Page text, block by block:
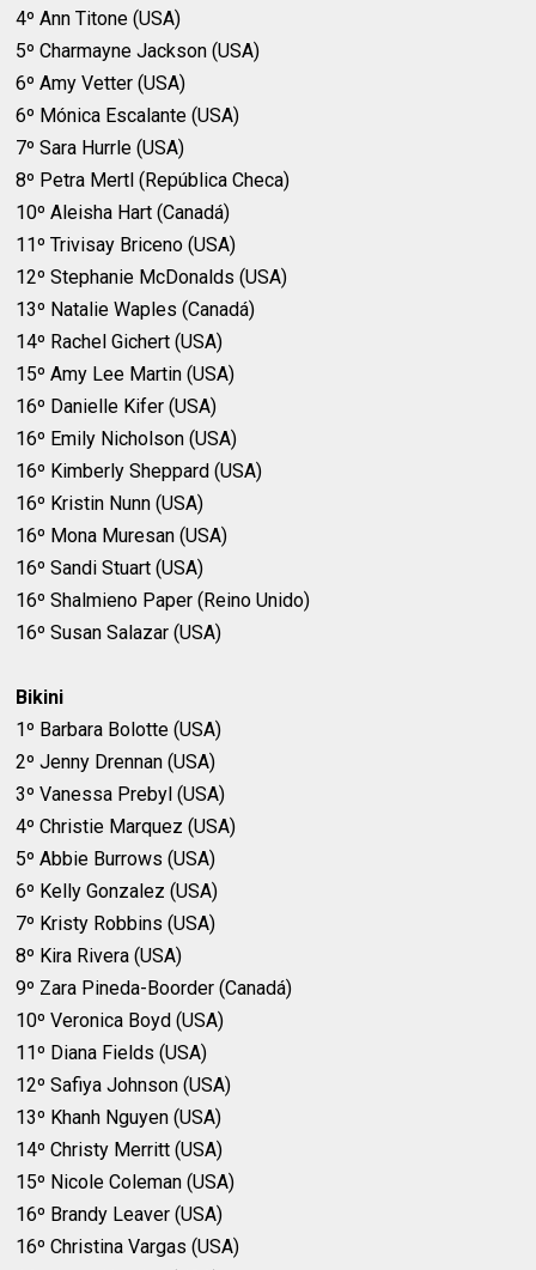
4º Ann Titone (USA)
5º Charmayne Jackson (USA)
6º Amy Vetter (USA)
6º Mónica Escalante (USA)
7º Sara Hurrle (USA)
8º Petra Mertl (República Checa)
10º Aleisha Hart (Canadá)
11º Trivisay Briceno (USA)
12º Stephanie McDonalds (USA)
13º Natalie Waples (Canadá)
14º Rachel Gichert (USA)
15º Amy Lee Martin (USA)
16º Danielle Kifer (USA)
16º Emily Nicholson (USA)
16º Kimberly Sheppard (USA)
16º Kristin Nunn (USA)
16º Mona Muresan (USA)
16º Sandi Stuart (USA)
16º Shalmieno Paper (Reino Unido)
16º Susan Salazar (USA)
Bikini
1º Barbara Bolotte (USA)
2º Jenny Drennan (USA)
3º Vanessa Prebyl (USA)
4º Christie Marquez (USA)
5º Abbie Burrows (USA)
6º Kelly Gonzalez (USA)
7º Kristy Robbins (USA)
8º Kira Rivera (USA)
9º Zara Pineda-Boorder (Canadá)
10º Veronica Boyd (USA)
11º Diana Fields (USA)
12º Safiya Johnson (USA)
13º Khanh Nguyen (USA)
14º Christy Merritt (USA)
15º Nicole Coleman (USA)
16º Brandy Leaver (USA)
16º Christina Vargas (USA)